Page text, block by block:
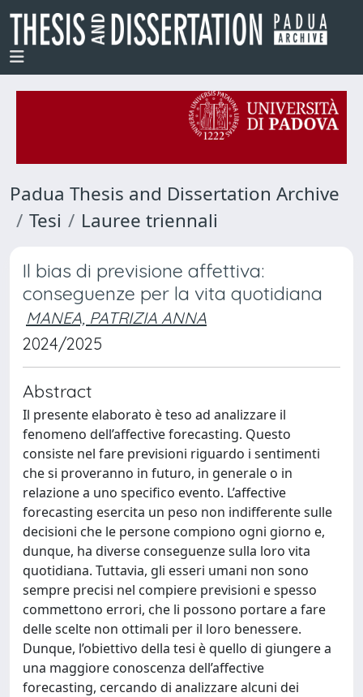
Padua Thesis and Dissertation Archive
Tesi
Lauree triennali
Il bias di previsione affettiva:
conseguenze per la vita quotidiana
MANEA, PATRIZIA ANNA
2024/2025
Abstract
Il presente elaborato è teso ad analizzare il
fenomeno dell’affective forecasting. Questo
consiste nel fare previsioni riguardo i sentimenti
che si proveranno in futuro, in generale o in
relazione a uno specifico evento. L’affective
forecasting esercita un peso non indifferente sulle
decisioni che le persone compiono ogni giorno e,
dunque, ha diverse conseguenze sulla loro vita
quotidiana. Tuttavia, gli esseri umani non sono
sempre precisi nel compiere previsioni e spesso
commettono errori, che li possono portare a fare
delle scelte non ottimali per il loro benessere.
Dunque, l’obiettivo della tesi è quello di giungere a
una maggiore conoscenza dell’affective
forecasting, cercando di analizzare alcuni dei